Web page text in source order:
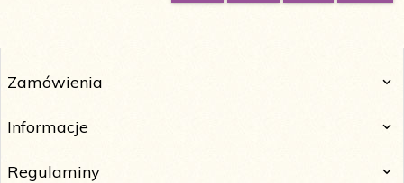
Zamówienia
Informacje
Regulaminy